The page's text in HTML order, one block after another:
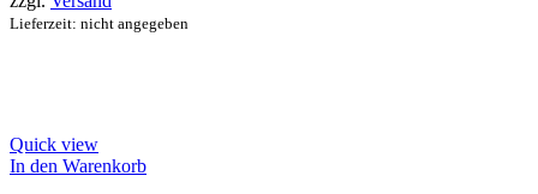
Lieferzeit: nicht angegeben
Quick view
In den Warenkorb